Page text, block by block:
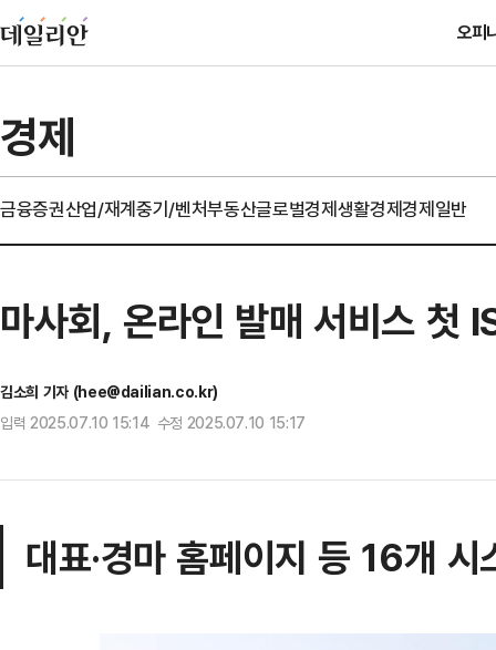
오피
경제
금융증권산업/재계중기/벤처부동산글로벌경제생활경제경제일반
마사회, 온라인 발매 서비스 첫
김소희 기자 (hee@dailian.co.kr)
입력 2025.07.10 15:14 수정 2025.07.10 15:17
대표·경마 홈페이지 등 16개